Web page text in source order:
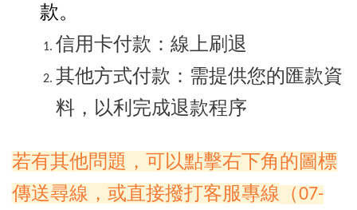
款。
信用卡付款：線上刷退
其他方式付款：需提供您的匯款資
料，以利完成退款程序
若有其他問題，可以點擊右下角的圖標
傳送尋線，或直接撥打客服專線 （07-